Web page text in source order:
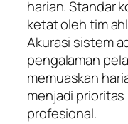
harian. Standar
ketat oleh tim
Akurasi sistem
pengalaman
memuaskan
menjadi
profesional.